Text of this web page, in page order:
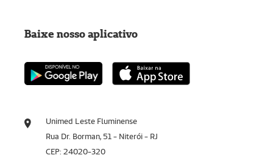
Unimed Leste Fluminense
Rua Dr. Borman, 51 - Niterói - RJ
CEP: 24020-320
Baixe nosso aplicativo